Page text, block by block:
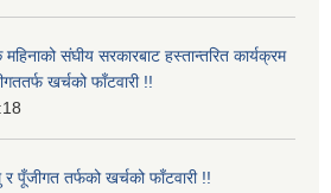
संघीय सरकारबाट हस्तान्तरित कार्यक्रम
खर्चको फाँटवारी !!
तर्फको खर्चको फाँटवारी !!